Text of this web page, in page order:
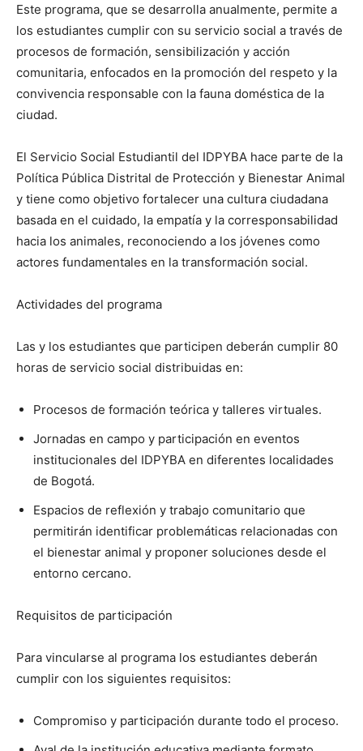
Este programa, que se desarrolla anualmente, permite a
los estudiantes cumplir con su servicio social a través de
procesos de formación, sensibilización y acción
comunitaria, enfocados en la promoción del respeto y la
convivencia responsable con la fauna doméstica de la
ciudad.
El Servicio Social Estudiantil del IDPYBA hace parte de la
Política Pública Distrital de Protección y Bienestar Animal
y tiene como objetivo fortalecer una cultura ciudadana
basada en el cuidado, la empatía y la corresponsabilidad
hacia los animales, reconociendo a los jóvenes como
actores fundamentales en la transformación social.
Actividades del programa
Las y los estudiantes que participen deberán cumplir 80
horas de servicio social distribuidas en:
Procesos de formación teórica y talleres virtuales.
Jornadas en campo y participación en eventos
institucionales del IDPYBA en diferentes localidades
de Bogotá.
Espacios de reflexión y trabajo comunitario que
permitirán identificar problemáticas relacionadas con
el bienestar animal y proponer soluciones desde el
entorno cercano.
Requisitos de participación
Para vincularse al programa los estudiantes deberán
cumplir con los siguientes requisitos:
Compromiso y participación durante todo el proceso.